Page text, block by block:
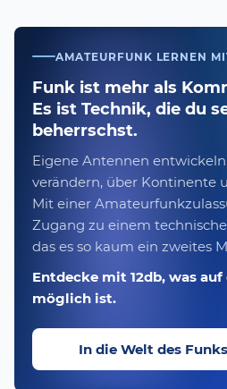
AMATEURFUNK LERNEN
Funk ist mehr als
Es ist Technik, die du
beherrschst.
Eigene Antennen
verändern, über Kontinente
Mit einer
Zugang zu einem
das es so kaum ein zweites
Entdecke mit 12db, was auf
möglich ist.
In die Welt des